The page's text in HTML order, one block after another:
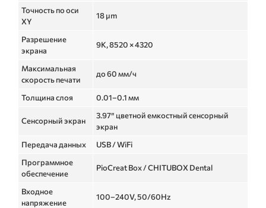
Точность по оси
XY
18 μm
Разрешение
экрана
9K, 8520 × 4320
Максимальная
скорость печати
до 60 мм/ч
Толщина слоя 0.01–0.1 мм
Сенсорный экран
3.97″ цветной емкостный сенсорный
экран
Передача данных
USB / WiFi
Программное
обеспечение
PioCreat Box / CHITUBOX Dental
Входное
напряжение
100–240V, 50/60Hz